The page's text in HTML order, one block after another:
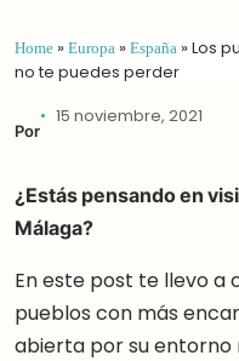
Home »Europa »España »Los
no te puedes perder
Por
15 noviembre, 2021
¿Estás pensando en
Málaga?
En este post te llevo a
pueblos con más
abierta por su entorno